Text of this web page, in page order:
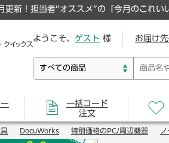
更新！担当者”オススメ”の『今月のこれい
ようこそ、 ゲスト 様 お届け
一括コード
注文
DocuWorks 特別価格のPC/周辺機器 ノ